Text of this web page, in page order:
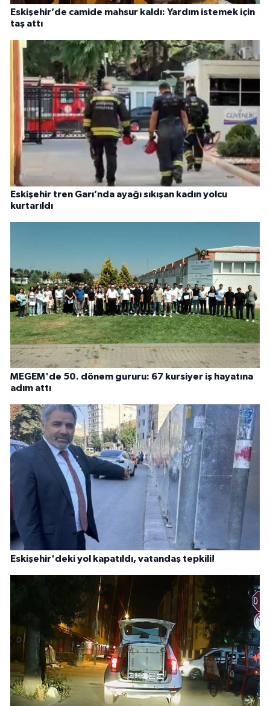
Eskişehir’de camide mahsur kaldı: Yardım istemek için
taş attı
Eskişehir tren Garı’nda ayağı sıkışan kadın yolcu
kurtarıldı
MEGEM'de 50. dönem gururu: 67 kursiyer iş hayatına
adım attı
Eskişehir'deki yol kapatıldı, vatandaş tepkili!